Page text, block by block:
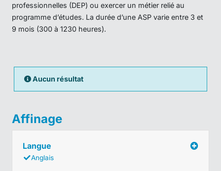
professionnelles (DEP) ou exercer un métier relié au
programme d’études. La durée d’une ASP varie entre 3 et
9 mois (300 à 1230 heures).
Aucun résultat
Affinage
Langue
Anglais